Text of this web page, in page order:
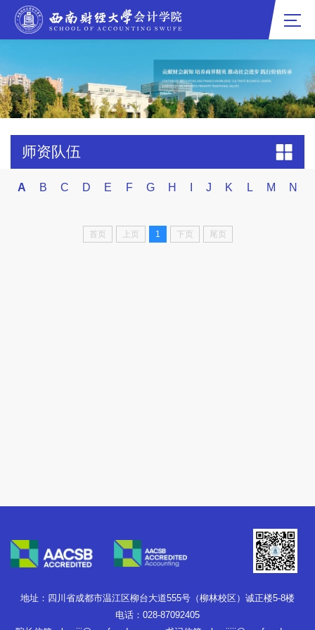
师资队伍
A B C D E F G H J K L M N
首页 上页 1 下页 尾页
地址：四川省成都市温江区柳台大道555号（柳林校区）诚正楼5-8楼
电话：028-87092405